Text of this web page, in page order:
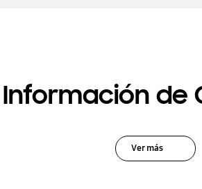
Información de
Ver más